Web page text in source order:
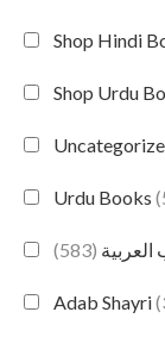
Shop Hindi
Shop Urdu
العربية (583)